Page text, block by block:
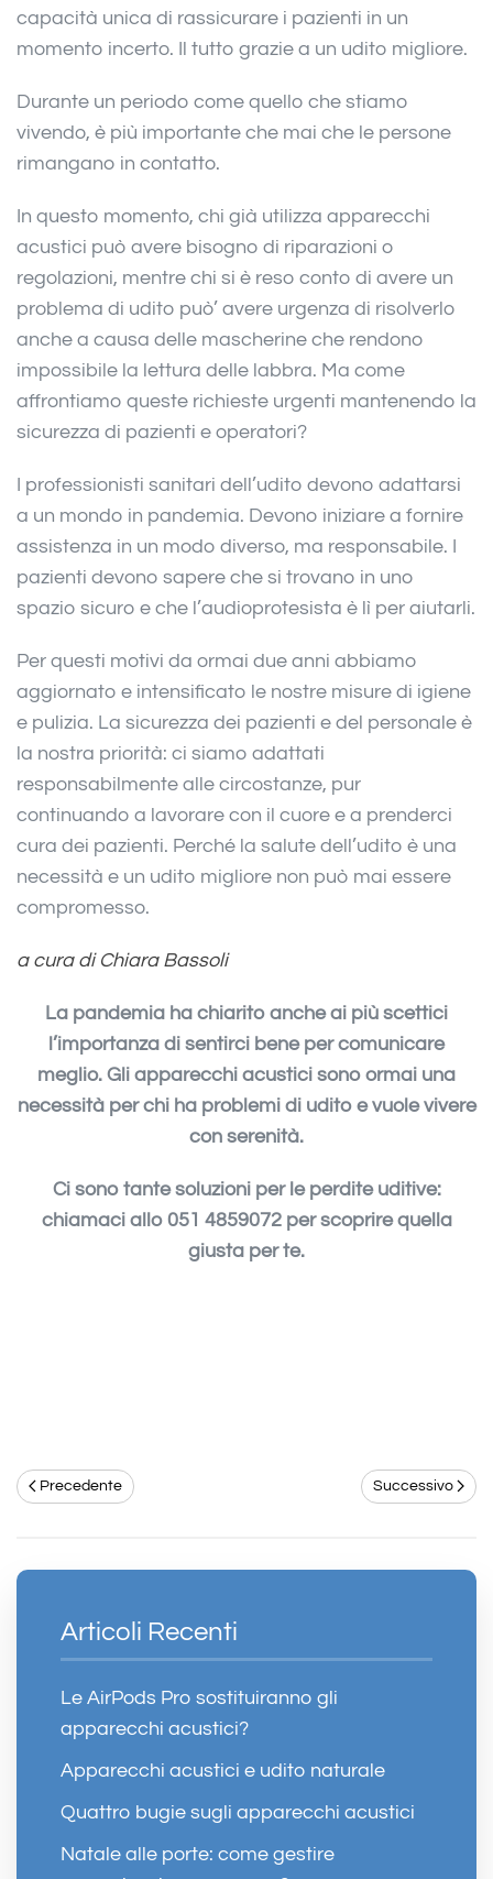
capacità unica di rassicurare i pazienti in un
momento incerto. Il tutto grazie a un udito migliore.
Durante un periodo come quello che stiamo
vivendo, è più importante che mai che le persone
rimangano in contatto.
In questo momento, chi già utilizza apparecchi
acustici può avere bisogno di riparazioni o
regolazioni, mentre chi si è reso conto di avere un
problema di udito può’ avere urgenza di risolverlo
anche a causa delle mascherine che rendono
impossibile la lettura delle labbra. Ma come
affrontiamo queste richieste urgenti mantenendo la
sicurezza di pazienti e operatori?
I professionisti sanitari dell’udito devono adattarsi
a un mondo in pandemia. Devono iniziare a fornire
assistenza in un modo diverso, ma responsabile. I
pazienti devono sapere che si trovano in uno
spazio sicuro e che l’audioprotesista è lì per aiutarli.
Per questi motivi da ormai due anni abbiamo
aggiornato e intensificato le nostre misure di igiene
e pulizia. La sicurezza dei pazienti e del personale è
la nostra priorità: ci siamo adattati
responsabilmente alle circostanze, pur
continuando a lavorare con il cuore e a prenderci
cura dei pazienti. Perché la salute dell’udito è una
necessità e un udito migliore non può mai essere
compromesso.
a cura di Chiara Bassoli
La pandemia ha chiarito anche ai più scettici
l’importanza di sentirci bene per comunicare
meglio. Gli apparecchi acustici sono ormai una
necessità per chi ha problemi di udito e vuole vivere
con serenità.
Ci sono tante soluzioni per le perdite uditive:
chiamaci allo 051 4859072 per scoprire quella
giusta per te.
Precedente Successivo
Articoli Recenti
Le AirPods Pro sostituiranno gli
apparecchi acustici?
Apparecchi acustici e udito naturale
Quattro bugie sugli apparecchi acustici
Natale alle porte: come gestire